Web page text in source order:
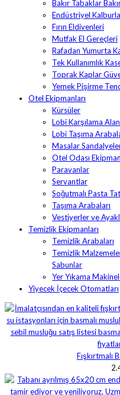
Bakır Tabaklar
Endüstriyel
Fırın Eldivenleri
Mutfak El Gereçleri
Rafadan Yumurta
Tek Kullanımlık
Toprak Kaplar
Yemek Pişirme
Otel Ekipmanları
Kürsüler
Lobi Karşılama
Lobi Taşıma
Masalar
Otel Odası
Paravanlar
Servantlar
Soğutmalı Pasta
Taşıma Arabaları
Vestiyerler ve
Temizlik Ekipmanları
Temizlik Arabaları
Temizlik
Sabunlar
Yer Yıkama
Yiyecek İçecek Otomatları
Fışkırtmalı